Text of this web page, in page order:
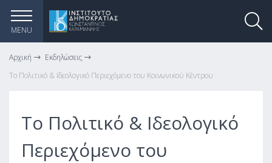
MENU
Αρχική
Εκδηλώσεις
Το Πολιτικό & Ιδεολογικό Περιεχόμενο του Κοινωνικού Κέντρου
Το Πολιτικό & Ιδεολογικό
Περιεχόμενο του